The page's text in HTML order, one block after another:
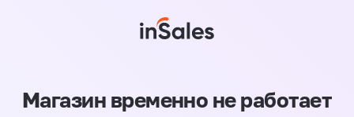
Магазин временно не работает